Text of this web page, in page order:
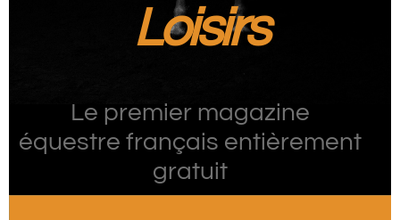
Loisirs
Le premier magazine
équestre français entièrement
gratuit